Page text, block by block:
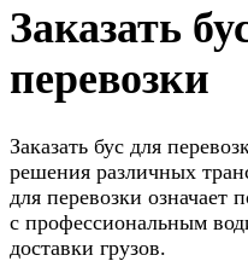
Заказать
перевозки
Заказать бус для
решения различных
для перевозки означает
с профессиональным
доставки грузов.